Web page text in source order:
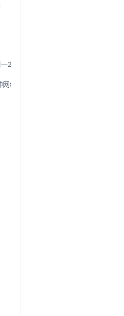
2点了-打车到家不到3点
络平台的-好文章-值得记录的事件-